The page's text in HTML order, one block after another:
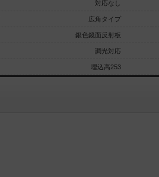
対応なし
広角タイプ
銀色鏡面反射板
調光対応
埋込高253